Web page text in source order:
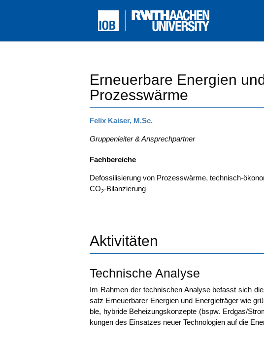
Erneuerbare Energien
Prozesswärme
Felix Kai­ser, M.Sc.
Grup­pen­lei­ter & Ansprechpartner
Fach­be­rei­che
Defos­si­li­sie­rung von Pro­zess­wär­me, tech­nisch-
CO2-Bilan­zie­rung
Aktivitäten
Technische Analyse
Im Rah­men der tech­ni­schen Ana­ly­se befasst sich
satz Erneu­er­ba­rer Ener­gien und Ener­gie­trä­ger wie
ble, hybri­de Behei­zungs­kon­zep­te (bspw. Erdgas/
kun­gen des Ein­sat­zes neu­er Tech­no­lo­gien auf die